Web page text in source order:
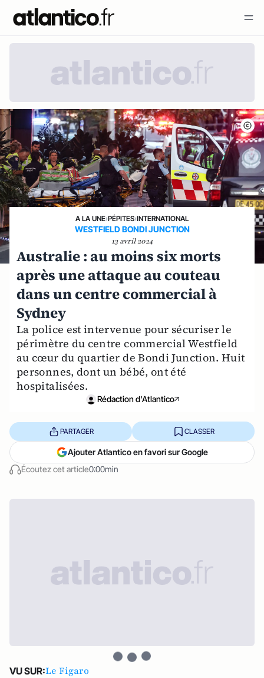
A LA UNE›PÉPITES›INTERNATIONAL
WESTFIELD BONDI JUNCTION
13 avril 2024
Australie : au moins six morts
après une attaque au couteau
dans un centre commercial à
Sydney
La police est intervenue pour sécuriser le
périmètre du centre commercial Westfield
au cœur du quartier de Bondi Junction. Huit
personnes, dont un bébé, ont été
hospitalisées.
Rédaction d'Atlantico
Écoutez cet article0:00min
PARTAGER CLASSER
Ajouter Atlantico en favori sur Google
VU SUR:Le Figaro